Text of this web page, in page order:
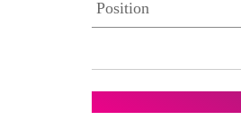
Position